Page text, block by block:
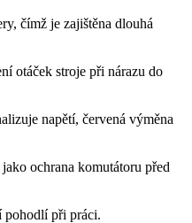
čímž je zajištěna dlouhá
otáček stroje při nárazu do
napětí, červená výměna
ochrana komutátoru před
pohodlí při práci.